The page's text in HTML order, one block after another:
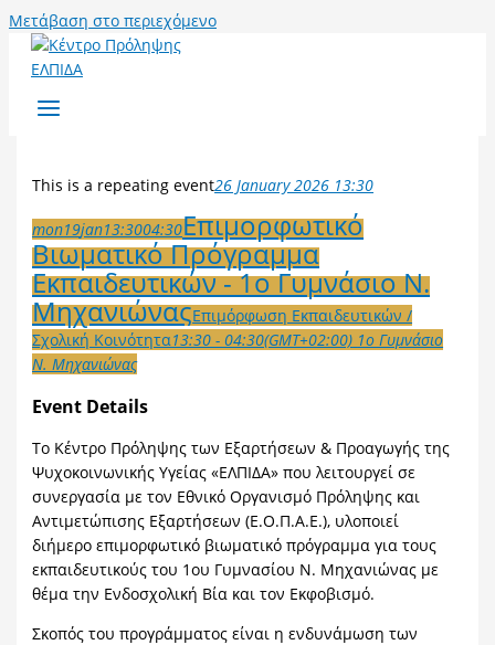
Μετάβαση στο περιεχόμενο
This is a repeating event26 January 2026 13:30
mon19jan13:3004:30Επιμορφωτικό
Βιωματικό Πρόγραμμα
Εκπαιδευτικών - 1ο Γυμνάσιο Ν.
ΜηχανιώναςΕπιμόρφωση Εκπαιδευτικών /
Σχολική Κοινότητα13:30 - 04:30(GMT+02:00) 1ο Γυμνάσιο
Ν. Μηχανιώνας
Event Details
Το Κέντρο Πρόληψης των Εξαρτήσεων & Προαγωγής της
Ψυχοκοινωνικής Υγείας «ΕΛΠΙΔΑ» που λειτουργεί σε
συνεργασία με τον Εθνικό Οργανισμό Πρόληψης και
Αντιμετώπισης Εξαρτήσεων (Ε.Ο.Π.Α.Ε.), υλοποιεί
διήμερο επιμορφωτικό βιωματικό πρόγραμμα για τους
εκπαιδευτικούς του 1ου Γυμνασίου Ν. Μηχανιώνας με
θέμα την Ενδοσχολική Βία και τον Εκφοβισμό.
Σκοπός του προγράμματος είναι η ενδυνάμωση των